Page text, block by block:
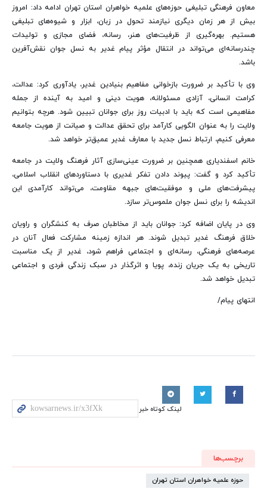
معاون فرهنگی تبلیغی حوزه‌های علمیه خواهران استان تهران ادامه داد: امروز
بیش از هر زمان دیگری نیازمند تحول در زبان، ابزار و شیوه‌های تبلیغی
هستیم. بهره‌گیری از ظرفیت‌های هنر، رسانه، فضای مجازی و تولیدات
چندرسانه‌ای می‌تواند در انتقال مؤثر پیام غدیر به نسل جوان نقش‌آفرین
باشد.
وی با تأکید بر ضرورت بازخوانی مفاهیم بنیادین غدیر، یادآوری کرد: عدالت،
کرامت انسانی، آزادی مسئولانه، هویت دینی و امید به آینده از جمله
مفاهیمی است که باید با ادبیات روز برای جوانان تبیین شود. هرچه بتوانیم
ولایت را به عنوان الگویی کارآمد برای تحقق عدالت و صیانت از هویت جامعه
معرفی کنیم، ارتباط نسل جدید با معارف غدیر عمیق‌تر خواهد شد.
خانم اسفندیاری همچنین بر ضرورت عینی‌سازی آثار فرهنگ ولایت در جامعه
تأکید کرد و گفت: پیوند دادن تفکر غدیری با دستاوردهای انقلاب اسلامی،
پیشرفت‌های ملی و موفقیت‌های جبهه مقاومت، می‌تواند کارآمدی این
اندیشه را برای نسل جوان ملموس‌تر سازد.
وی در پایان اضافه کرد: جوانان باید از مخاطبان صرف به کنشگران و راویان
خلاق فرهنگ غدیر تبدیل شوند. هر اندازه زمینه مشارکت فعال آنان در
عرصه‌های فرهنگی، رسانه‌ای و اجتماعی فراهم شود، غدیر از یک مناسبت
تاریخی به یک جریان زنده، پویا و اثرگذار در سبک زندگی فردی و اجتماعی
تبدیل خواهد شد.
انتهای پیام/
لینک کوتاه خبر
برچسب‌ها
حوزه علمیه خواهران استان تهران